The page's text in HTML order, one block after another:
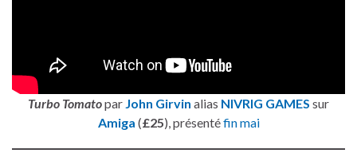
Turbo Tomatopar John Girvin alias NIVRIG GAMES sur
Amiga (£25), présentéfin mai